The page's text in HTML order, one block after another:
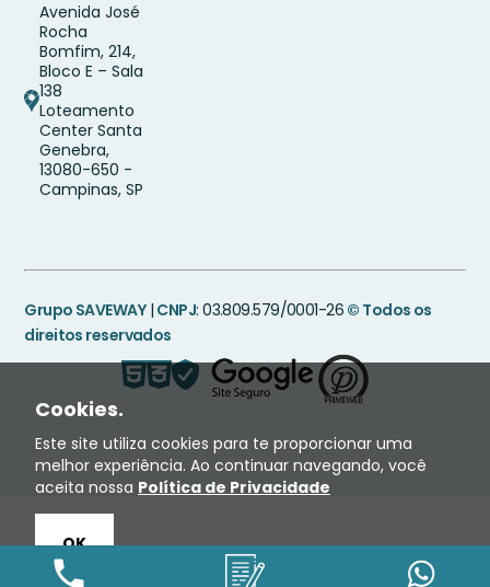
Avenida José
Rocha
Bomfim, 214,
Bloco E – Sala
138
Loteamento
Center Santa
Genebra,
13080-650 -
Campinas, SP
Grupo SAVEWAY| CNPJ: 03.809.579/0001-26 © Todos os
direitos reservados
Cookies.
Este site utiliza cookies para te proporcionar uma
melhor experiência. Ao continuar navegando, você
aceita nossa Política de Privacidade
OK